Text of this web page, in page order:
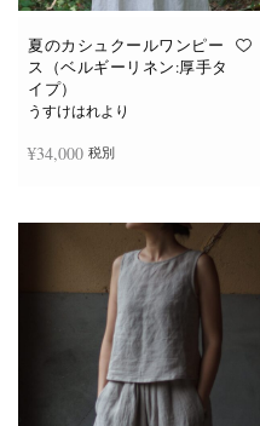
夏のカシュクールワンピー
ス（ベルギーリネン:厚手タ
イプ）
うすけはれより
¥34,000 税別